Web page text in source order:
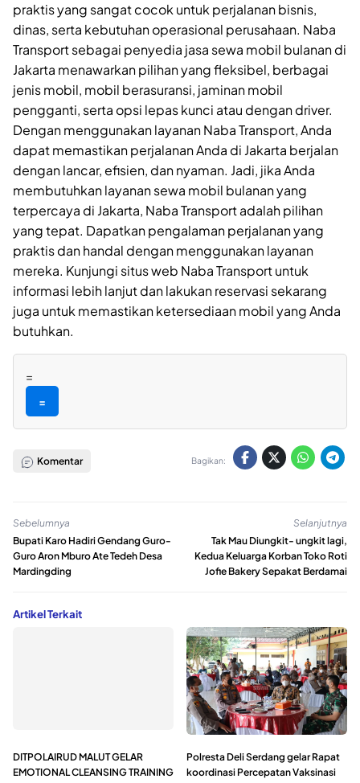
praktis yang sangat cocok untuk perjalanan bisnis,
dinas, serta kebutuhan operasional perusahaan. Naba
Transport sebagai penyedia jasa sewa mobil bulanan di
Jakarta menawarkan pilihan yang fleksibel, berbagai
jenis mobil, mobil berasuransi, jaminan mobil
pengganti, serta opsi lepas kunci atau dengan driver.
Dengan menggunakan layanan Naba Transport, Anda
dapat memastikan perjalanan Anda di Jakarta berjalan
dengan lancar, efisien, dan nyaman. Jadi, jika Anda
membutuhkan layanan sewa mobil bulanan yang
terpercaya di Jakarta, Naba Transport adalah pilihan
yang tepat. Dapatkan pengalaman perjalanan yang
praktis dan handal dengan menggunakan layanan
mereka. Kunjungi situs web Naba Transport untuk
informasi lebih lanjut dan lakukan reservasi sekarang
juga untuk memastikan ketersediaan mobil yang Anda
butuhkan.
=
=
Komentar Bagikan:
Sebelumnya
Bupati Karo Hadiri Gendang Guro-
Guro Aron Mburo Ate Tedeh Desa
Mardingding
Selanjutnya
Tak Mau Diungkit- ungkit lagi,
Kedua Keluarga Korban Toko Roti
Jofie Bakery Sepakat Berdamai
Artikel Terkait
DITPOLAIRUD MALUT GELAR
EMOTIONAL CLEANSING TRAINING
Polresta Deli Serdang gelar Rapat
koordinasi Percepatan Vaksinasi